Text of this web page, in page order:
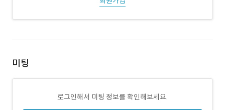
미팅
로그인해서 미팅 정보를 확인해보세요.